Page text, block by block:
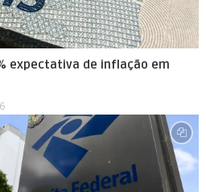
expectativa de inflação em